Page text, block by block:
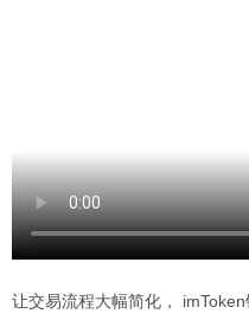
让交易流程大幅简化，